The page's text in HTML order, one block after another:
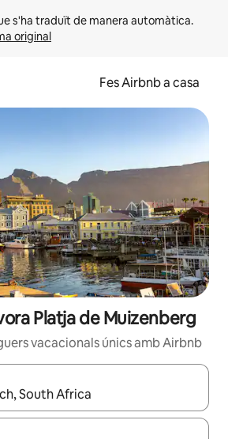
original
Fes Airbnb a casa
Platja de Muizenberg
vacacionals únics amb Airbnb
disponibles, podràs navegar-hi a